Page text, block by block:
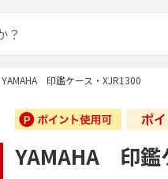
YAMAHA 印鑑ケース・XJR1300
YAMAHA 印鑑